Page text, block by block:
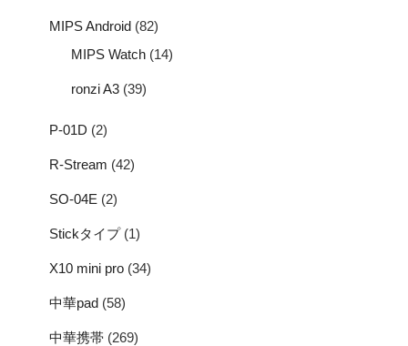
MIPS Android (82)
MIPS Watch (14)
ronzi A3 (39)
P-01D (2)
R-Stream (42)
SO-04E (2)
Stickタイプ(1)
X10 mini pro (34)
中華pad (58)
中華携帯 (269)